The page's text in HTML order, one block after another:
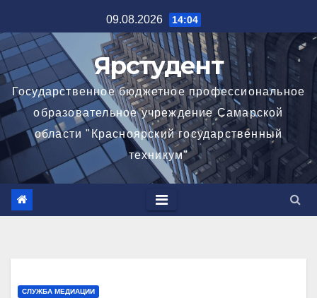
к
содержимому
09.08.2026 14:04
Ярстудент
Государственное бюджетное профессиональное
образовательное учреждение Самарской
области "Красноярский государственный
техникум"
СЛУЖБА МЕДИАЦИИ